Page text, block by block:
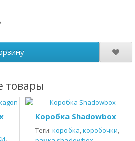
товары
,
Коробка Shadowbox
Теги: коробка,коробочки,